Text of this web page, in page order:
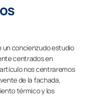
concienzudo estudio
centrados en
nos centraremos
de la fachada,
térmico y los